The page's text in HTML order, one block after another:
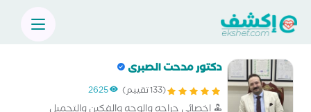
دكتور مدحت الصبرى
(133 تقييم) 2625